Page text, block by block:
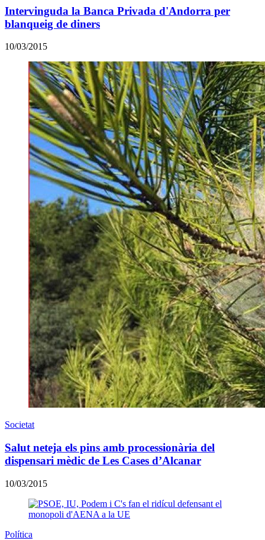
Intervinguda la Banca Privada d'Andorra per
blanqueig de diners
10/03/2015
Societat
Salut neteja els pins amb processionària del
dispensari mèdic de Les Cases d’Alcanar
10/03/2015
Política